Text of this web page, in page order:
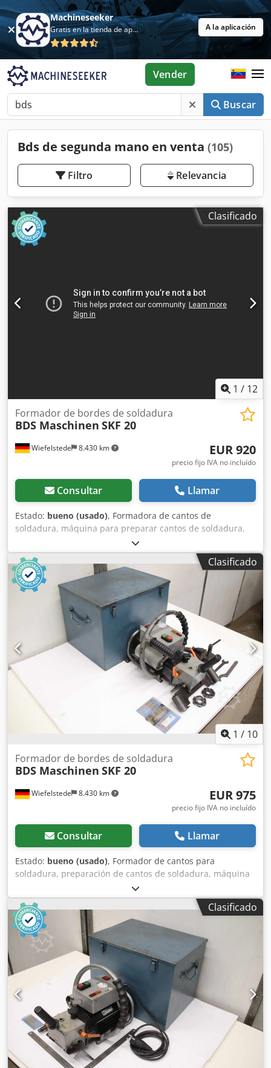
Machineseeker
Gratis en la tienda de aplicaciones A la aplicación
Buscar
Vender
Bds de segunda mano en venta (105)
Filtro Relevancia
Clasificado
1 / 12
Wiefelstede 8.430 km
Formador de bordes de soldadura
BDS Maschinen SKF 20
EUR 920
precio fijo IVA no incluído
Consultar Llamar
Estado: bueno (usado), Formadora de cantos de
soldadura, máquina para preparar cantos de soldadura,
máquina formadora de cantos de soldadura, fresadora de
cantos, máquina fresadora de cantos, fresadora móvil.
Dkedsd Izt Sepfx Amxer -Longitud del bisel: máx. 20 mm -
Dimensiones de la caja: 460/360/A355 mm -Peso: 24 kg
Clasificado
1 / 10
Wiefelstede 8.430 km
Formador de bordes de soldadura
BDS Maschinen SKF 20
EUR 975
precio fijo IVA no incluído
Consultar Llamar
Estado: bueno (usado), Formador de cantos para
soldadura, preparación de cantos de soldadura, máquina
para biselado de bordes, fresadora de bordes móvil -
Fabricante: BDS, formador de cantos para
soldadura/fresadora de bordes con accesorios - Tipo: SKF
20 - Potencia: 1,1 kW - Accesorios: ver fotos Dksdpfx Ajx Ea
Ayemxor - Dimensiones de la caja: 460/355/Al355 mm -
Peso total: 33,2 kg
Clasificado